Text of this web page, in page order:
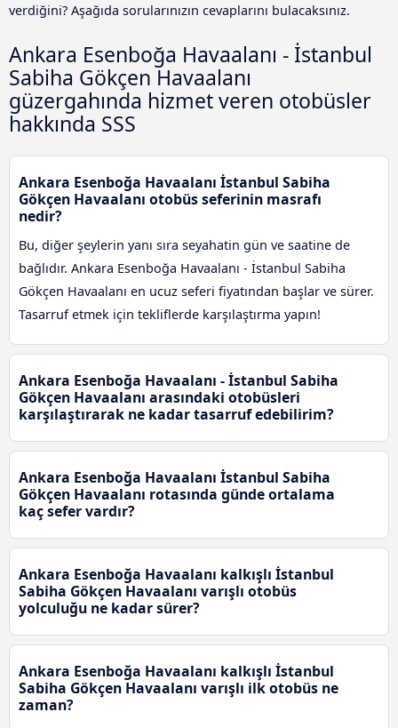
verdiğini? Aşağıda sorularınızın cevaplarını bulacaksınız.
Ankara Esenboğa Havaalanı - İstanbul
Sabiha Gökçen Havaalanı
güzergahında hizmet veren otobüsler
hakkında SSS
Ankara Esenboğa Havaalanı İstanbul Sabiha
Gökçen Havaalanı otobüs seferinin masrafı
nedir?
Bu, diğer şeylerin yanı sıra seyahatin gün ve saatine de
bağlıdır. Ankara Esenboğa Havaalanı - İstanbul Sabiha
Gökçen Havaalanı en ucuz seferi fiyatından başlar ve sürer.
Tasarruf etmek için tekliflerde karşılaştırma yapın!
Ankara Esenboğa Havaalanı - İstanbul Sabiha
Gökçen Havaalanı arasındaki otobüsleri
karşılaştırarak ne kadar tasarruf edebilirim?
Ankara Esenboğa Havaalanı İstanbul Sabiha
Gökçen Havaalanı rotasında günde ortalama
kaç sefer vardır?
Ankara Esenboğa Havaalanı kalkışlı İstanbul
Sabiha Gökçen Havaalanı varışlı otobüs
yolculuğu ne kadar sürer?
Ankara Esenboğa Havaalanı kalkışlı İstanbul
Sabiha Gökçen Havaalanı varışlı ilk otobüs ne
zaman?